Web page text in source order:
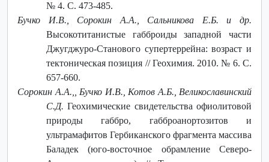
№ 4. С. 473-485.
Бучко И.В., Сорокин А.А., Сальникова Е.Б. и др.
Высокотитанистые габброиды западной части
Джугджуро-Станового супертеррейна: возраст и
тектоническая позиция // Геохимия. 2010. № 6. С.
657-660.
Сорокин А.А.,, Бучко И.В., Котов А.Б., Великославинский
С.Д.Геохимические свидетельства офиолитовой
природы габбро, габброанортозитов и
ультрамафитов Гербиканского фрагмента массива
Баладек (юго-восточное обрамление Северо-